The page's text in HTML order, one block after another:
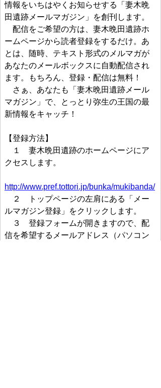
情報をいちはやくお知らせする「妻木晩
田遺跡メールマガジン」を創刊します。
配信をご希望の方は、妻木晩田遺跡ホ
ームページから読者登録をするだけ。あ
とは、随時、テキスト形式のメルマガが
あなたのメールボックスに自動配信され
ます。もちろん、登録・配信は無料！
さぁ、あなたも「妻木晩田遺跡メール
マガジン」で、とっとり弥生の王国の最
新情報をキャッチ！
【登録方法】
１ 妻木晩田遺跡のホームページにア
クセスします。
http://www.pref.tottori.jp/bunka/mukibanda/
２ トップページの左肩にある「メー
ルマガジン登録」をクリックします。
３ 登録フォームが開きますので、配
信を希望するメールアドレス（パソコン